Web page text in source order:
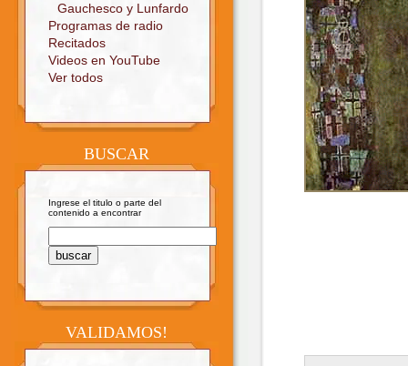
Gauchesco y Lunfardo
Programas de radio
Recitados
Videos en YouTube
Ver todos
BUSCAR
Ingrese el titulo o parte del
contenido a encontrar
VALIDAMOS!